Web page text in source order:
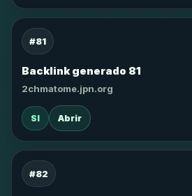
#81
Backlink generado 81
2chmatome.jpn.org
SI Abrir
#82